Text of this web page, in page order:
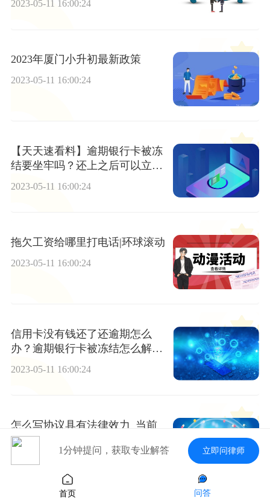
2023-05-11 16:00:24
2023年厦门小升初最新政策
2023-05-11 16:00:24
【天天速看料】逾期银行卡被冻
结要坐牢吗？还上之后可以立马
2023-05-11 16:00:24
拖欠工资给哪里打电话|环球滚动
2023-05-11 16:00:24
信用卡没有钱还了还逾期怎么
办？逾期银行卡被冻结怎么解
2023-05-11 16:00:24
怎么写协议具有法律效力_当前
独家
1分钟提问，获取专业解答 立即问律师
首页 问答